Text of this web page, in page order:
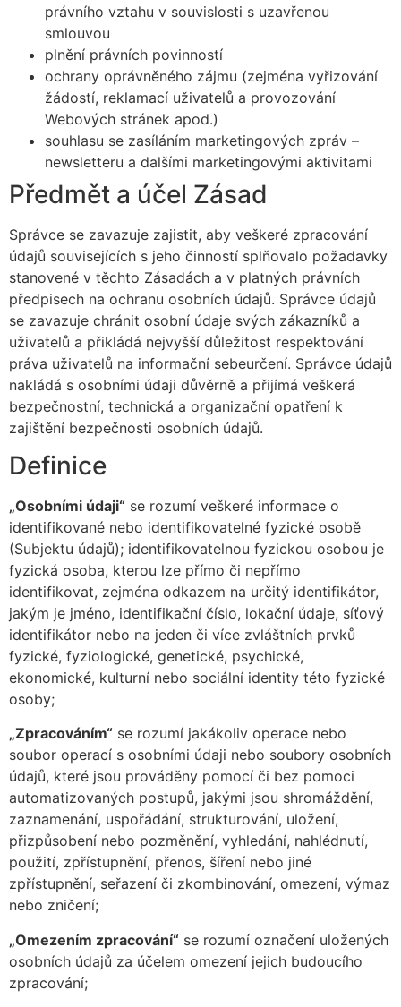
právního vztahu v souvislosti s uzavřenou
smlouvou
plnění právních povinností
ochrany oprávněného zájmu (zejména vyřizování
žádostí, reklamací uživatelů a provozování
Webových stránek apod.)
souhlasu se zasíláním marketingových zpráv –
newsletteru a dalšími marketingovými aktivitami
Předmět a účel Zásad
Správce se zavazuje zajistit, aby veškeré zpracování
údajů souvisejících s jeho činností splňovalo požadavky
stanovené v těchto Zásadách a v platných právních
předpisech na ochranu osobních údajů. Správce údajů
se zavazuje chránit osobní údaje svých zákazníků a
uživatelů a přikládá nejvyšší důležitost respektování
práva uživatelů na informační sebeurčení. Správce údajů
nakládá s osobními údaji důvěrně a přijímá veškerá
bezpečnostní, technická a organizační opatření k
zajištění bezpečnosti osobních údajů.
Definice
„Osobními údaji“ se rozumí veškeré informace o
identifikované nebo identifikovatelné fyzické osobě
(Subjektu údajů); identifikovatelnou fyzickou osobou je
fyzická osoba, kterou lze přímo či nepřímo
identifikovat, zejména odkazem na určitý identifikátor,
jakým je jméno, identifikační číslo, lokační údaje, síťový
identifikátor nebo na jeden či více zvláštních prvků
fyzické, fyziologické, genetické, psychické,
ekonomické, kulturní nebo sociální identity této fyzické
osoby;
„Zpracováním“ se rozumí jakákoliv operace nebo
soubor operací s osobními údaji nebo soubory osobních
údajů, které jsou prováděny pomocí či bez pomoci
automatizovaných postupů, jakými jsou shromáždění,
zaznamenání, uspořádání, strukturování, uložení,
přizpůsobení nebo pozměnění, vyhledání, nahlédnutí,
použití, zpřístupnění, přenos, šíření nebo jiné
zpřístupnění, seřazení či zkombinování, omezení, výmaz
nebo zničení;
„Omezením zpracování“ se rozumí označení uložených
osobních údajů za účelem omezení jejich budoucího
zpracování;